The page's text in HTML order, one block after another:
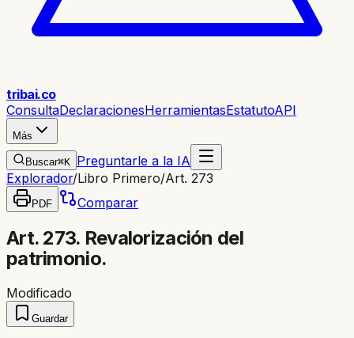
tribai.co
ConsultaDeclaracionesHerramientasEstatutoAPI
Más
Buscar⌘K Preguntarle a la IA
Explorador/Libro Primero/Art. 273
PDF Comparar
Art. 273. Revalorización del
patrimonio.
Modificado
Guardar